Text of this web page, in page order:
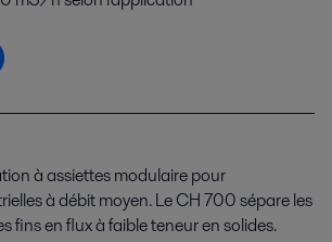
à assiettes modulaire pour
à débit moyen. Le CH 700 sépare les
fins en flux à faible teneur en solides.